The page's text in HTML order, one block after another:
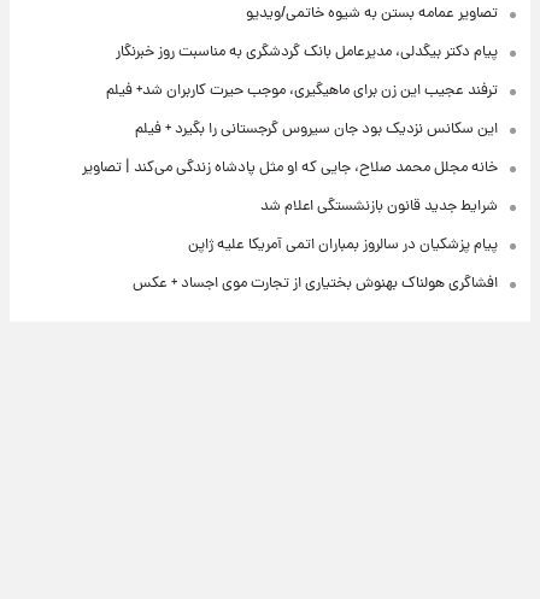
تصاویر عمامه بستن به شیوه خاتمی/ویدیو
پیام دکتر بیگدلی، مدیرعامل بانک گردشگری به مناسبت روز خبرنگار
ترفند عجیب این زن برای ماهیگیری، موجب حیرت کاربران شد+ فیلم
این سکانس نزدیک بود جان سیروس گرجستانی را بگیرد + فیلم
خانه مجلل محمد صلاح، جایی که او مثل پادشاه زندگی می‌کند | تصاویر
شرایط جدید قانون بازنشستگی اعلام شد
پیام پزشکیان در سالروز بمباران اتمی آمریکا علیه ژاپن
افشاگری هولناک بهنوش بختیاری از تجارت موی اجساد + عکس